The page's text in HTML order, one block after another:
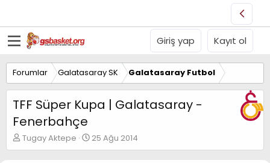
Giriş yap Kayıt ol
Forumlar Galatasaray SK Galatasaray Futbol
TFF Süper Kupa | Galatasaray -
Fenerbahçe
K
o
Tugay Aktepe
B
a
25 Ağu 2014